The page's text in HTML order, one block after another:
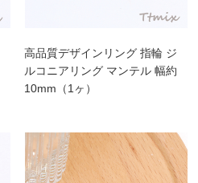
高品質デザインリング 指輪 ジ
ルコニアリング マンテル 幅約
10mm（1ヶ）